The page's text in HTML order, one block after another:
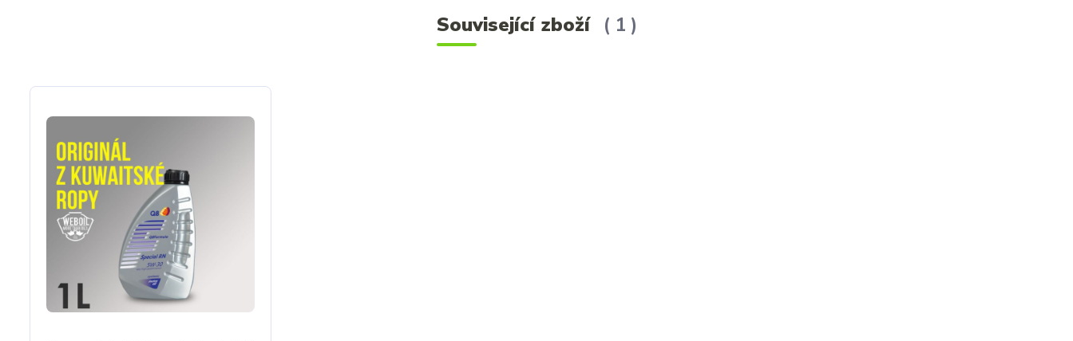
Související zboží 1